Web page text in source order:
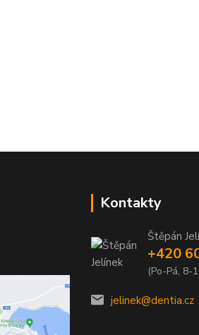
Kontakty
Štěpán
+420
(Po-Pá, 8-
jelinek@dentia.cz